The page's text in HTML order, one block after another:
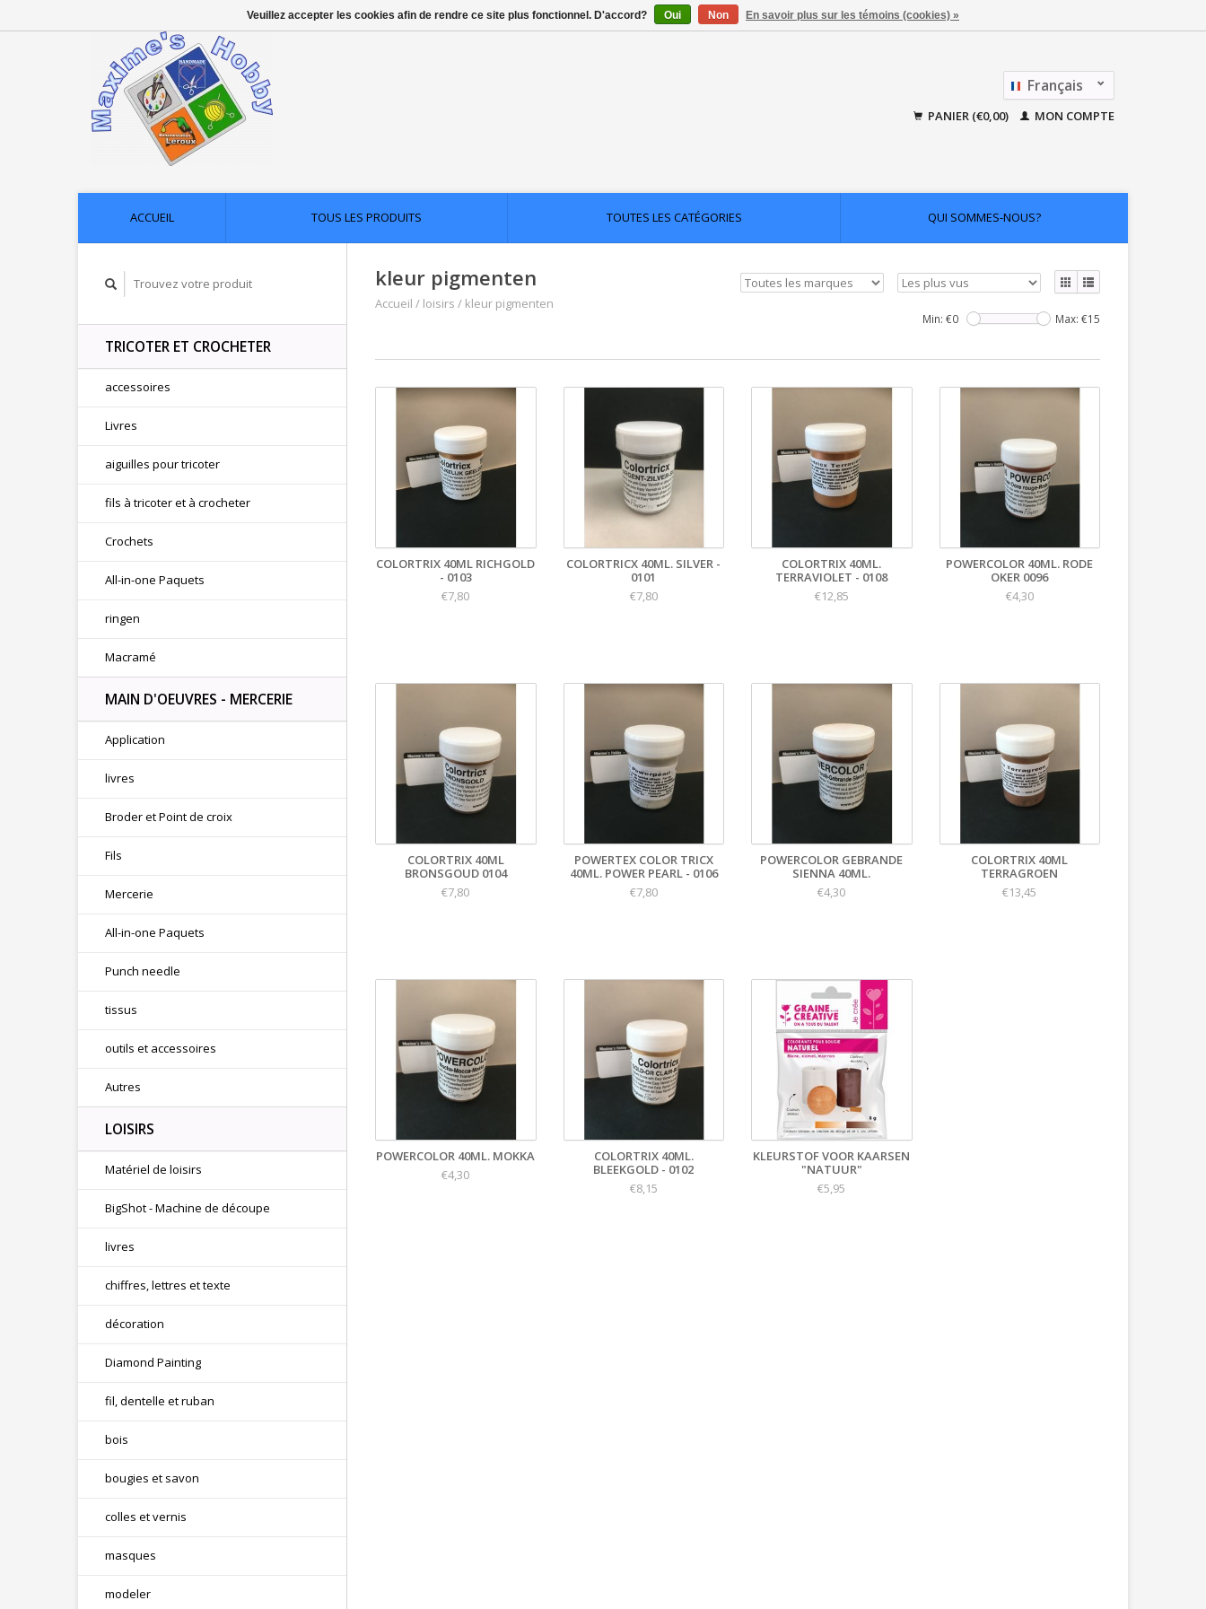
Français
Nederlands
PANIER (€0,00) MON COMPTE
ACCUEIL TOUS LES PRODUITS TOUTES LES CATÉGORIES QUI SOMMES-NOUS?
TRICOTER ET CROCHETER
accessoires
Livres
aiguilles pour tricoter
fils à tricoter et à crocheter
Crochets
All-in-one Paquets
ringen
Macramé
MAIN D'OEUVRES - MERCERIE
Application
livres
Broder et Point de croix
Fils
Mercerie
All-in-one Paquets
Punch needle
tissus
outils et accessoires
Autres
LOISIRS
Matériel de loisirs
BigShot - Machine de découpe
livres
chiffres, lettres et texte
décoration
Diamond Painting
fil, dentelle et ruban
bois
bougies et savon
colles et vernis
masques
modeler
kleur pigmenten
Accueil / loisirs / kleur pigmenten
Min: €0 Max: €15
COLORTRIX 40ML RICHGOLD
- 0103
€7,80
COLORTRICX 40ML. SILVER -
0101
€7,80
COLORTRIX 40ML.
TERRAVIOLET - 0108
€12,85
POWERCOLOR 40ML. RODE
OKER 0096
€4,30
COLORTRIX 40ML
BRONSGOUD 0104
€7,80
POWERTEX COLOR TRICX
40ML. POWER PEARL - 0106
€7,80
POWERCOLOR GEBRANDE
SIENNA 40ML.
€4,30
COLORTRIX 40ML
TERRAGROEN
€13,45
POWERCOLOR 40ML. MOKKA
€4,30
COLORTRIX 40ML.
BLEEKGOLD - 0102
€8,15
KLEURSTOF VOOR KAARSEN
"NATUUR"
€5,95
Veuillez accepter les cookies afin de rendre ce site plus fonctionnel. D'accord? Oui Non En savoir plus sur les témoins (cookies) »